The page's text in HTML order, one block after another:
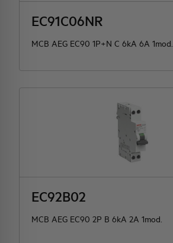
EC91C06NR
MCB AEG EC90 1P+N C 6kA 6A 1mod.
EC92B02
MCB AEG EC90 2P B 6kA 2A 1mod.